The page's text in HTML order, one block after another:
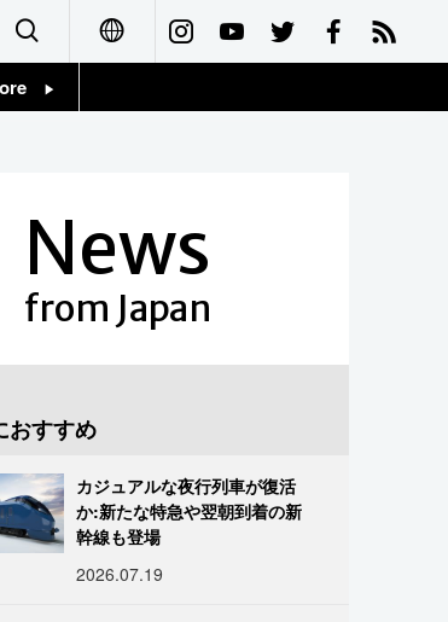
Français
News
from Japan
おすすめ
カジュアルな夜行列車が復活
か:新たな特急や翌朝到着の新
幹線も登場
2026.07.19